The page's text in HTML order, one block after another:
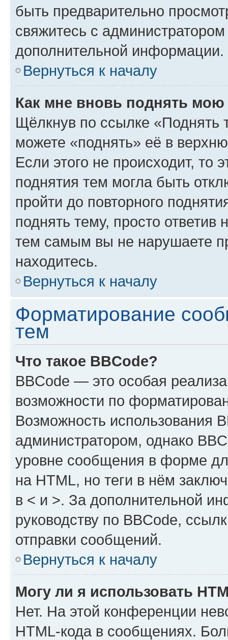
быть предварительно
свяжитесь с
дополнительной информации.
Вернуться к началу
Как мне вновь поднять мою
Щёлкнув по ссылке «Поднять
можете «поднять» её в
Если этого не происходит, то
поднятия тем могла быть
пройти до повторного
поднять тему, просто ответив
тем самым вы не нарушаете
находитесь.
Вернуться к началу
Форматирование
тем
Что такое BBCode?
BBCode — это особая
возможности по
Возможность использования
администратором, однако
уровне сообщения в форме
на HTML, но теги в нём
в < и >. За дополнительной
руководству по BBCode,
отправки сообщений.
Вернуться к началу
Могу ли я использовать
Нет. На этой конференции
HTML-кода в сообщениях.